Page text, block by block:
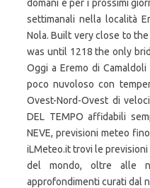
domani e per i prossimi
settimanali nella località
Nola. Built very close to
was until 1218 the only
Oggi a Eremo di Camaldoli
poco nuvoloso con
Ovest-Nord-Ovest di
DEL TEMPO affidabili
NEVE, previsioni meteo
iLMeteo.it trovi le
del mondo, oltre alle
approfondimenti curati dal